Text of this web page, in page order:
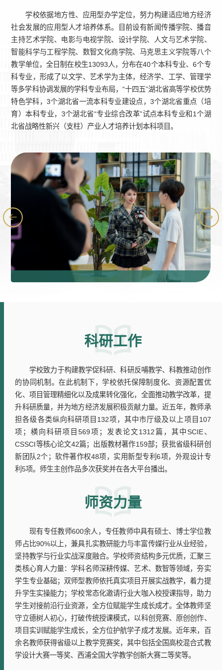
学校依据地方性、应用型办学定位，努力构建适应地方经济
社会发展的应用型人才培养体系。目前设有新闻传播学院、播音
主持艺术学院、电影与电视学院、设计学院、人文与艺术学院、
智能科学与工程学院、数智文化商学院、马克思主义学院等八个
教学单位，全日制在校生13093人，分布在40个本科专业、6个专
科专业，形成了以文学、艺术学为主体，经济学、工学、管理学
等多学科协调发展的学科专业布局，“十四五”湖北省高等学校优势
特色学科，3个湖北省一流本科专业建设点，3个湖北省重点（培
育）本科专业，3个湖北省“专业综合改革”试点本科专业和1个湖
北省战略性新兴（支柱）产业人才培养计划本科项目。
科研工作
学校致力于构建教学促科研、科研反哺教学、科教推动创作
的协同机制。在此机制下，学校依托保障制度化、资源配置优
化、项目管理精细化以及成果转化强化，全面推动教学改革，提
升科研质量，并为地方经济发展积极贡献力量。近五年，教师承
担各级各类纵向科研项目132项，其中市厅级及以上项目107
项；横向科研项目569项；发表论文1312篇，其中SCIE、
CSSCI等核心论文42篇；出版教材著作159部；获批省级科研创
新团队2个；软件著作权48项，实用新型专利6项，外观设计专
利5项。师生主创作品多次获奖并在各大平台播出。
师资力量
现有专任教师600余人，专任教师中具有硕士、博士学位教
师占比90%以上，兼具扎实教研能力与丰富传媒行业从业经验，
坚持教学与行业实战深度融合。学校师资结构多元优质，汇聚三
类核心育人力量：学科名师深耕传媒、艺术、数智等领域，夯实
学生专业基础；双师型教师依托真实项目开展实战教学，着力提
升学生实操能力；学校常态化邀请行业大咖入校授课指导，助力
学生对接前沿行业资源，全方位赋能学生成长成才。全体教师坚
守立德树人初心，打破传统授课模式，以科创竞赛、原创创作、
项目实训赋能学生成长，全方位护航学子成才发展。近年来，百
余名教师获得省级以上教学竞赛奖，其中包括全国高校混合式教
学设计大赛一等奖、西浦全国大学教学创新大赛二等奖等。